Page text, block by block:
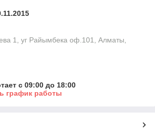
1, уг Райымбека оф.101, Алматы,
с 09:00 до 18:00
график работы